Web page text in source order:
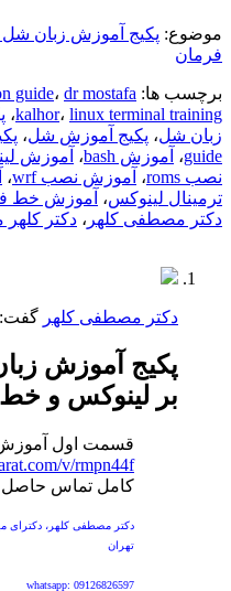
موضوع:
فرمان
برچسب ها: guide، dr mostafa
kalhor، linux terminal training ،
زبان شل، پکیج آموزش شل،
guide، آموزش bash ، آموزش
نصب roms
، آموزش نصب wrf ،
ترمینال لینوکس، آموزش خط
دکتر مصطفی کلهر ، دکتر
دکتر مصطفی کلهر
بر لینوکس و
قسمت اول
v/rmpn44f
کامل تماس حاصل
دکتر مصطفی کلهر، دکترای
تهران
whatsapp: 09126826597